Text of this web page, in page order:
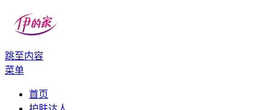
伊的家
伊的家护肤社区官网
跳至内容
菜单
首页